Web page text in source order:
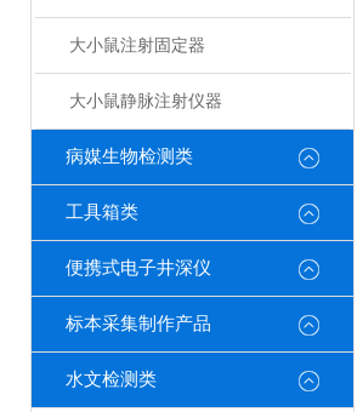
大小鼠注射固定器
大小鼠静脉注射仪器
病媒生物检测类
工具箱类
便携式电子井深仪
标本采集制作产品
水文检测类